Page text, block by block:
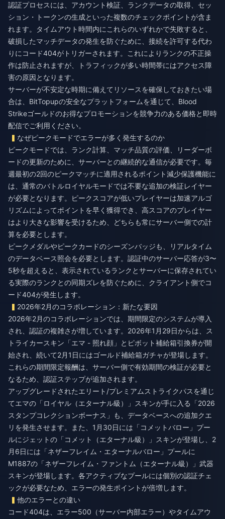
認証プロセスには、アカウント検証、ランクデータの取得、セッ
ション・トークンの生成といった複数のチェックポイントが含ま
れます。タイムアウト時間内にこれらのいずれかで失敗すると、
破損したマッチデータの発生を防ぐために、接続を許可する代わ
りにコード404がトリガーされます。これによりランクの不正操
作は防止されますが、トラフィックが多い時間帯にはアクセス障
害の原因となります。
サーバーが不安定な時期に備えてリソースを確保しておきたい場
合は、BitTopupの安全なプラットフォームを通じて、 Blood
Strikeゴールドのお得なプロモーションを競争力のある価格と即時
配信でご利用ください。
なぜピークモードでエラーが多く発生するのか
ピークモードでは、ランク計算、マッチ品質の評価、リーダーボ
ードの更新のために、サーバーとの継続的な通信が必要です。毎
週最初の2回のピークマッチに適用されるポイント減少保護機能に
は、通常のバトルロイヤルモードでは不要な追加の検証レイヤー
が必要となります。ピークスコアが低いプレイヤーは加速アルゴ
リズムによってポイントを早く獲得でき、高スコアのプレイヤー
はより大きな影響を受けるため、どちらも常にサーバー側での計
算を必要とします。
ピークメダルやピークカードのシーズンバッジも、リアルタイム
のデータベース照会を必要とします。認証中のサーバー応答が3〜
5秒を超えると、表示されているランクとサーバーに保存されてい
る実際のランクとの同期ズレを防ぐために、クライアント側でコ
ード404が発生します。
2026年2月のコラボレーション：新たな要因
2026年2月のコラボレーションでは、期間限定のシステムが導入
され、認証の複雑さが増しています。2026年1月29日からは、ス
トライカースキン「エマ - 照れ顔」とピボット補給箱引換券が開
始され、続いて2月1日にはゴールド補給箱ガチャが登場します。
これらの期間限定報酬は、サーバー側で有効期間の検証が必要と
なるため、認証ステップが追加されます。
アップグレードされたエリート/プレミアムストライクパスを通じ
てエマの「ロイヤル（エターナル級）」スキンが手に入る「2026
スタンプコレクションボーナス」も、データベースへの追加クエ
リを発生させます。また、1月30日には「コメットバロー」プー
ルにジェットの「コメット（エターナル級）」スキンが登場し、2
月6日には「ネザーフレイム・エターナルバロー」プールに
M1887の「ネザーフレイム・ファントム（エターナル級）」武器
スキンが登場します。各アクティブなプールには個別の認証チェ
ックが必要なため、エラーの発生ポイントが倍増します。
他のエラーとの違い
コード404は、エラー500（サーバー内部エラー）やタイムアウ